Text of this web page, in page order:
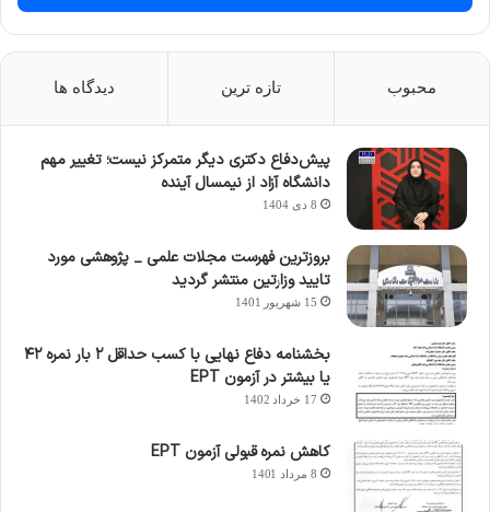
محبوب تازه ترین دیدگاه ها
پیش‌دفاع دکتری دیگر متمرکز نیست؛ تغییر مهم
دانشگاه آزاد از نیمسال آینده
8 دی 1404
بروزترین فهرست مجلات علمی _ پژوهشی مورد
تایید وزارتین منتشر گردید
15 شهریور 1401
بخشنامه دفاع نهایی با کسب حداقل ۲ بار نمره ۴۲
یا بیشتر در آزمون EPT
17 خرداد 1402
کاهش نمره قبولی آزمون EPT
8 مرداد 1401